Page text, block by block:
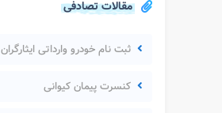
مقالات تصادفی
ثبت نام خودرو وارداتی ایثارگران
کنسرت پیمان کیوانی